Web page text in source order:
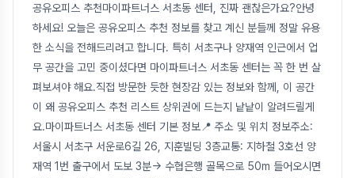
공유오피스 추천마이파트너스 서초동 센터, 진짜 괜찮은가요?안녕
하세요! 오늘은 공유오피스 추천 정보를 찾고 계신 분들께 정말 유용
한 소식을 전해드리려고 합니다. 특히 서초구나 양재역 인근에서 업
무 공간을 고민 중이셨다면 마이파트너스 서초동 센터는 꼭 한 번 살
펴보셔야 해요.직접 방문한 듯한 현장감 있는 정보와 함께, 이 공간
이 왜 공유오피스 추천 리스트 상위권에 드는지 낱낱이 알려드릴게
요.마이파트너스 서초동 센터 기본 정보📍 주소 및 위치 정보주소:
서울시 서초구 서운로6길 26, 지훈빌딩 3층교통: 지하철 3호선 양
재역 1번 출구에서 도보 3분→ 수협은행 골목으로 50m 들어오시면